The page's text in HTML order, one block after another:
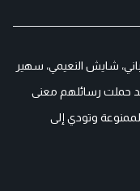
شايش النعيمي، سهير
حملت رسائلهم معنى
وتودي إلى